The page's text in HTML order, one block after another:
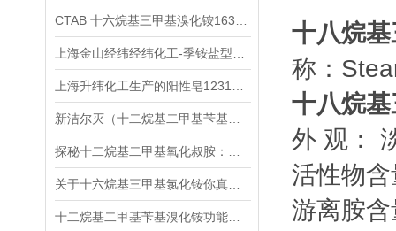
十八烷
称：
十八烷
外 观：
活性物
游离胺